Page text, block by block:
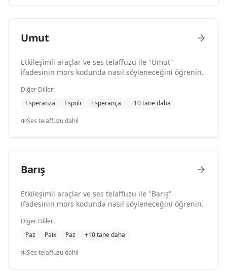
Umut
Etkileşimli araçlar ve ses telaffuzu ile "Umut"
ifadesinin mors kodunda nasıl söyleneceğini öğrenin.
Diğer Diller:
Esperanza
Espoir Esperança +10 tane daha
Ses telaffuzu dahil
Barış
Etkileşimli araçlar ve ses telaffuzu ile "Barış"
ifadesinin mors kodunda nasıl söyleneceğini öğrenin.
Diğer Diller:
Paz
Paix Paz +10 tane daha
Ses telaffuzu dahil